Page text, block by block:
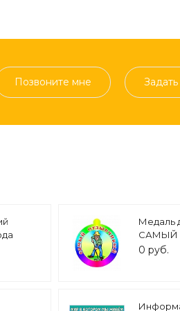
Позвоните мне
Медаль
САМЫЙ
0 руб.